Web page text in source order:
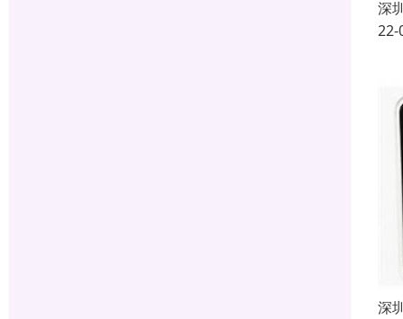
深
22-
深